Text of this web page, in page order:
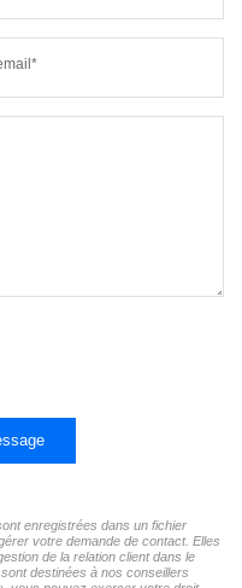
enregistrées dans un fichier
votre demande de contact. Elles
de la relation client dans le
destinées à nos conseillers